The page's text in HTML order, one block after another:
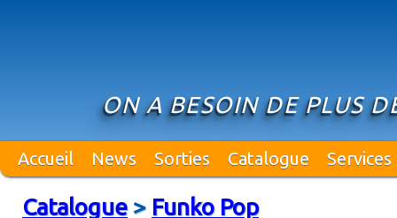
ON A BESOIN DE PLUS
Accueil News Sorties Catalogue Services
Catalogue> Funko Pop